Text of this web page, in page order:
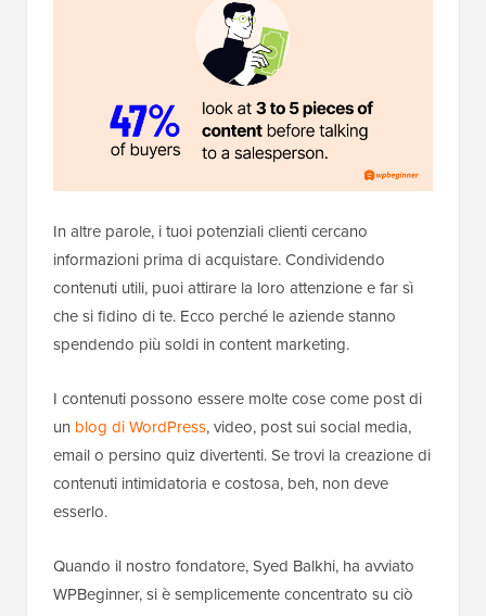
In altre parole, i tuoi potenziali clienti cercano
informazioni prima di acquistare. Condividendo
contenuti utili, puoi attirare la loro attenzione e far sì
che si fidino di te. Ecco perché le aziende stanno
spendendo più soldi in content marketing.
I contenuti possono essere molte cose come post di
un blog di WordPress, video, post sui social media,
email o persino quiz divertenti. Se trovi la creazione di
contenuti intimidatoria e costosa, beh, non deve
esserlo.
Quando il nostro fondatore, Syed Balkhi, ha avviato
WPBeginner, si è semplicemente concentrato su ciò